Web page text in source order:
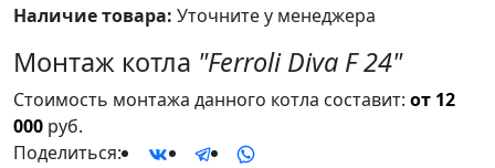
Наличие товара: Уточните у менеджера
Монтаж котла "Ferroli Diva F 24"
Стоимость монтажа данного котла составит: от 12
000 руб.
Поделиться: